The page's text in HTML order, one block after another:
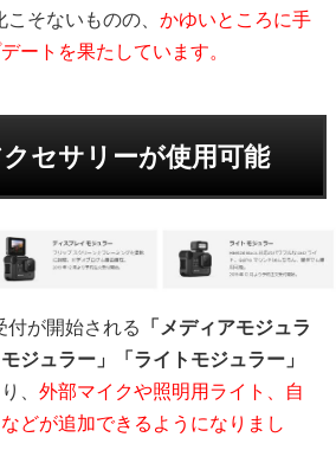
こそないものの、かゆいところに手
ートを果たしています。
セサリーが使用可能
付が開始される 「メディアモジュラ
ジュラー」「ライトモジュラー」
、外部マイクや照明用ライト、自
どが追加できるようになりまし